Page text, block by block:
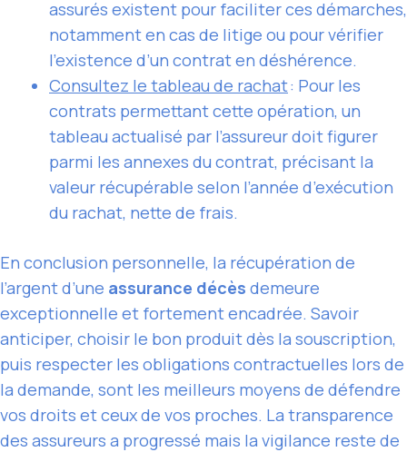
assurés existent pour faciliter ces démarches,
notamment en cas de litige ou pour vérifier
l’existence d’un contrat en déshérence.
Consultez le tableau de rachat: Pour les
contrats permettant cette opération, un
tableau actualisé par l’assureur doit figurer
parmi les annexes du contrat, précisant la
valeur récupérable selon l’année d’exécution
du rachat, nette de frais.
En conclusion personnelle, la récupération de
l’argent d’une assurance décès demeure
exceptionnelle et fortement encadrée. Savoir
anticiper, choisir le bon produit dès la souscription,
puis respecter les obligations contractuelles lors de
la demande, sont les meilleurs moyens de défendre
vos droits et ceux de vos proches. La transparence
des assureurs a progressé mais la vigilance reste de